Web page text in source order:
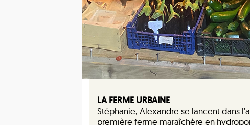
LA FERME URBAINE
Stéphanie, Alexandre se lancent dans
première ferme maraîchère en